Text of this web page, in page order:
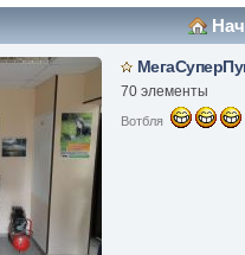
70 элементы
Вотбля